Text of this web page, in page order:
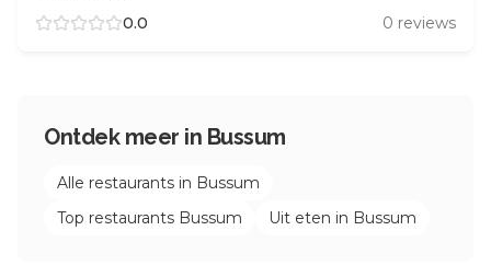
0.0
0 reviews
Ontdek meer in Bussum
Alle restaurants in Bussum
Top restaurants Bussum Uit eten in Bussum